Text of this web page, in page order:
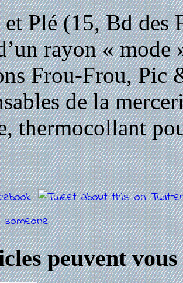
Plé (15, Bd des
rayon « mode
Frou-Frou, Pic
de la
thermocollant
peuvent